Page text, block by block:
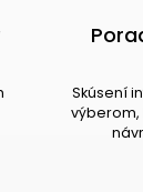
Skúsení